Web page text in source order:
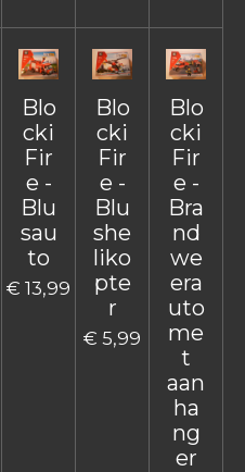
Blo
cki
Fir
e -
Blu
sau
to
€ 13,99
Blo
cki
Fir
e -
Blu
she
liko
pte
r
€ 5,99
Blo
cki
Fir
e -
Bra
nd
we
era
uto
me
t
aan
ha
ng
er